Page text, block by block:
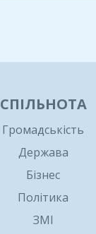
СПІЛЬНОТА
Громадськість
Держава
Бізнес
Політика
ЗМІ